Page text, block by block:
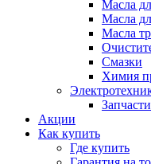
Масла
Масла
Масла
Смазки
Химия
Акции
Как купить
Где купить